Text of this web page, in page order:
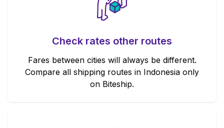
Check rates other routes
Fares between cities will always be different.
Compare all shipping routes in Indonesia only
on Biteship.